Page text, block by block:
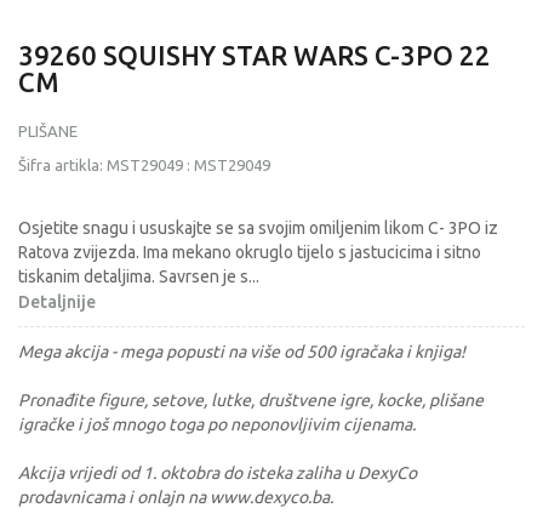
39260 SQUISHY STAR WARS C-3PO 22
CM
PLIŠANE
Šifra artikla: MST29049 : MST29049
Osjetite snagu i ususkajte se sa svojim omiljenim likom C- 3PO iz
Ratova zvijezda. Ima mekano okruglo tijelo s jastucicima i sitno
tiskanim detaljima. Savrsen je s...
Detaljnije
Mega akcija - mega popusti na više od 500 igračaka i knjiga!
Pronađite figure, setove, lutke, društvene igre, kocke, plišane
igračke i još mnogo toga po neponovljivim cijenama.
Akcija vrijedi od 1. oktobra do isteka zaliha u DexyCo
prodavnicama i onlajn na www.dexyco.ba.